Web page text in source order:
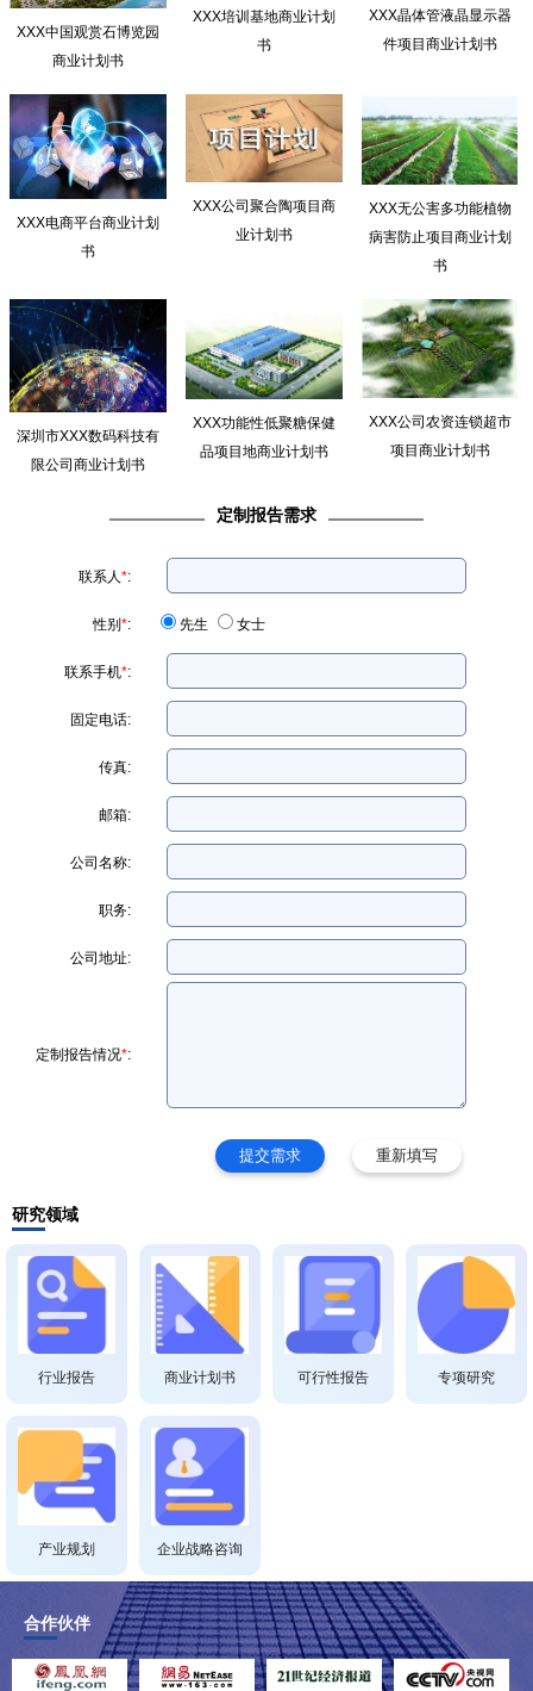
XXX中国观赏石博览园
商业计划书
XXX培训基地商业计划
书
XXX晶体管液晶显示器
件项目商业计划书
XXX电商平台商业计划
书
XXX公司聚合陶项目商
业计划书
XXX无公害多功能植物
病害防止项目商业计划
书
深圳市XXX数码科技有
限公司商业计划书
XXX功能性低聚糖保健
品项目地商业计划书
XXX公司农资连锁超市
项目商业计划书
定制报告需求
联系人*:
性别*: 先生 女士
联系手机*:
固定电话:
传真:
邮箱:
公司名称:
职务:
公司地址:
定制报告情况*:
研究领域
行业报告 商业计划书 可行性报告 专项研究
产业规划 企业战略咨询
合作伙伴